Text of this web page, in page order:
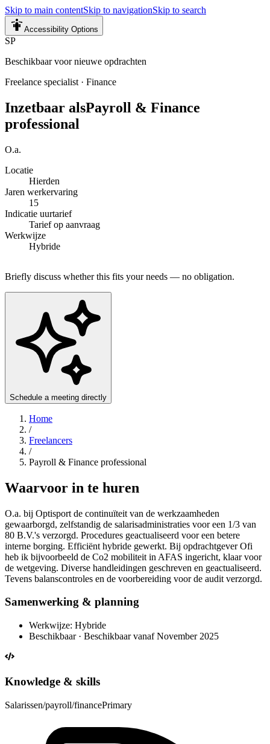
Skip to main contentSkip to navigationSkip to search
Accessibility Options
SP
Beschikbaar voor nieuwe opdrachten
Freelance specialist · Finance
Inzetbaar alsPayroll & Finance
professional
O.a.
Locatie
Hierden
Jaren werkervaring
15
Indicatie uurtarief
Tarief op aanvraag
Werkwijze
Hybride
Briefly discuss whether this fits your needs — no obligation.
Schedule a meeting directly
Home
/
Freelancers
/
Payroll & Finance professional
Waarvoor in te huren
O.a. bij Optisport de continuïteit van de werkzaamheden
gewaarborgd, zelfstandig de salarisadministraties voor een 1/3 van
80 B.V.'s verzorgd. Procedures geactualiseerd voor een betere
interne borging. Efficiënt hybride gewerkt. Bij opdrachtgever Ofi
heb ik bijvoorbeeld de Co2 mobiliteit in AFAS ingericht, klaar voor
de wetgeving. Diverse handleidingen geschreven en geactualiseerd.
Tevens balanscontroles en de voorbereiding voor de audit verzorgd.
Samenwerking & planning
Werkwijze: Hybride
Beschikbaar · Beschikbaar vanaf November 2025
Knowledge & skills
Salarissen/payroll/financePrimary